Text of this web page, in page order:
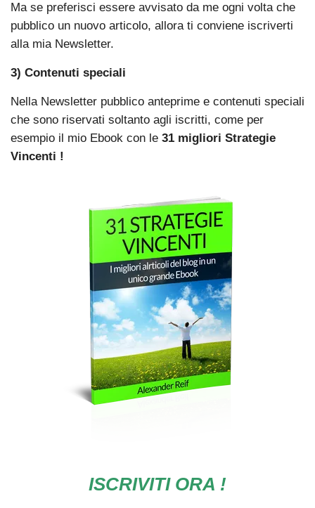
Ma se preferisci essere avvisato da me ogni volta che
pubblico un nuovo articolo, allora ti conviene iscriverti
alla mia Newsletter.
3) Contenuti speciali
Nella Newsletter pubblico anteprime e contenuti speciali
che sono riservati soltanto agli iscritti, come per
esempio il mio Ebook con le 31 migliori Strategie
Vincenti !
ISCRIVITI ORA !